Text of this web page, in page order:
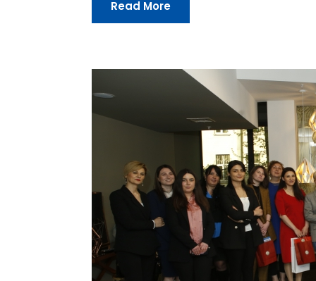
Read More